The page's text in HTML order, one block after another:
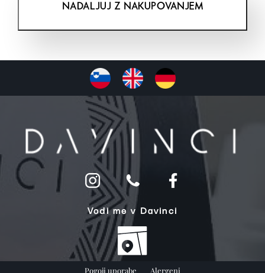
NADALJUJ Z NAKUPOVANJEM
Vodi me v Davinci
Pogoji uporabe Alergeni